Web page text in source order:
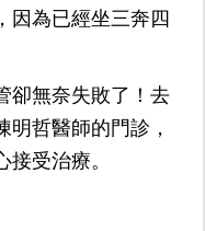
因為已經坐三奔四
卻無奈失敗了！去
明哲醫師的門診，
受治療。